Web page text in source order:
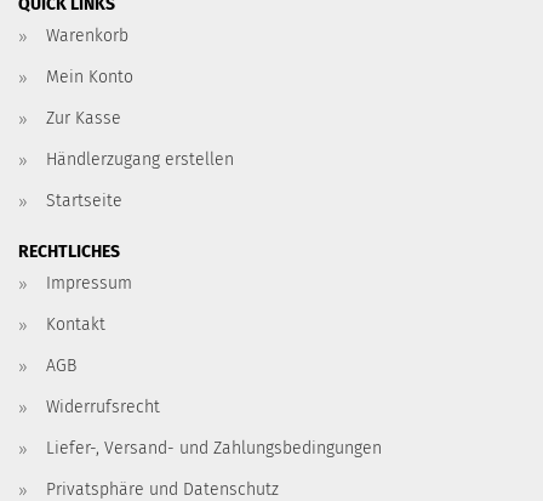
QUICK LINKS
Warenkorb
Mein Konto
Zur Kasse
Händlerzugang erstellen
Startseite
RECHTLICHES
Impressum
Kontakt
AGB
Widerrufsrecht
Liefer-, Versand- und Zahlungsbedingungen
Privatsphäre und Datenschutz